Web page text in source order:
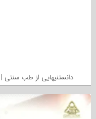
دانستنیهایی از طب